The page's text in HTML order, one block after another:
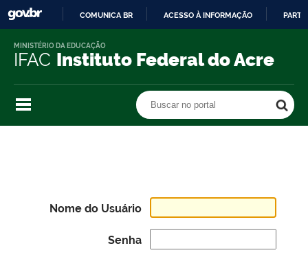
O
COMUNICA BR ACESSO À INFORMAÇÃO
IFAC Instituto Federal do Acre
MINISTÉRIO DA EDUCAÇÃO
Buscar no portal
Nome do Usuário
Senha